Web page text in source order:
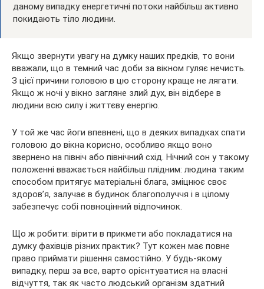
даному випадку енергетичні потоки найбільш активно
покидають тіло людини.
Якщо звернути увагу на думку наших предків, то вони
вважали, що в темний час доби за вікном гуляє нечисть.
З цієї причини головою в цю сторону краще не лягати.
Якщо ж ночі у вікно загляне злий дух, він відбере в
людини всю силу і життєву енергію.
У той же час йоги впевнені, що в деяких випадках спати
головою до вікна корисно, особливо якщо воно
звернено на північ або північний схід. Нічний сон у такому
положенні вважається найбільш плідним: людина таким
способом притягує матеріальні блага, зміцнює своє
здоров’я, залучає в будинок благополуччя і в цілому
забезпечує собі повноцінний відпочинок.
Що ж робити: вірити в прикмети або покладатися на
думку фахівців різних практик? Тут кожен має повне
право приймати рішення самостійно. У будь-якому
випадку, перш за все, варто орієнтуватися на власні
відчуття, так як часто людський організм здатний